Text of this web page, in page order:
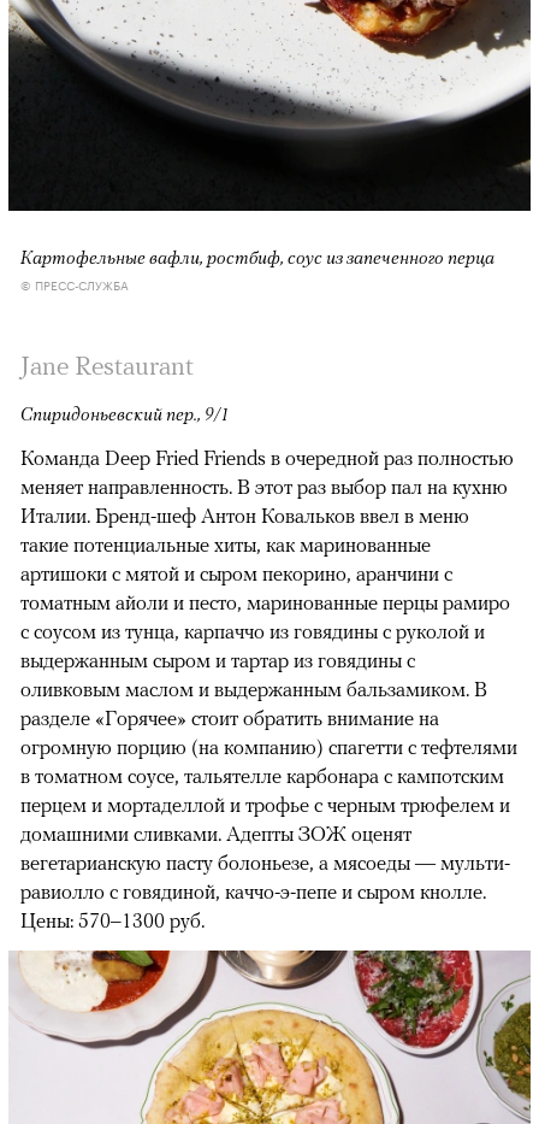
Картофельные вафли, ростбиф, соус из запеченного перца
© ПРЕСС-СЛУЖБА
Jane Restaurant
Спиридоньевский пер., 9/1
Команда Deep Fried Friends в очередной раз полностью
меняет направленность. В этот раз выбор пал на кухню
Италии. Бренд-шеф Антон Ковальков ввел в меню
такие потенциальные хиты, как маринованные
артишоки с мятой и сыром пекорино, аранчини с
томатным айоли и песто, маринованные перцы рамиро
с соусом из тунца, карпаччо из говядины с руколой и
выдержанным сыром и тартар из говядины с
оливковым маслом и выдержанным бальзамиком. В
разделе «Горячее» стоит обратить внимание на
огромную порцию (на компанию) спагетти с тефтелями
в томатном соусе, тальятелле карбонара с кампотским
перцем и мортаделлой и трофье с черным трюфелем и
домашними сливками. Адепты ЗОЖ оценят
вегетарианскую пасту болоньезе, а мясоеды — мульти-
равиолло с говядиной, каччо-э-пепе и сыром кнолле.
Цены: 570–1300 руб.